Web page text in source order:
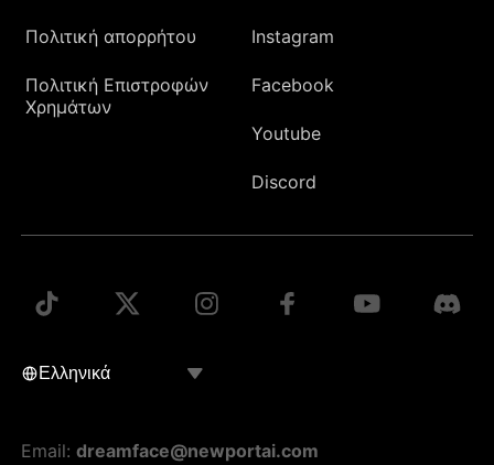
Πολιτική απορρήτου
Πολιτική Επιστροφών
Χρημάτων
Instagram
Facebook
Youtube
Discord
Email:dreamface@newportai.com